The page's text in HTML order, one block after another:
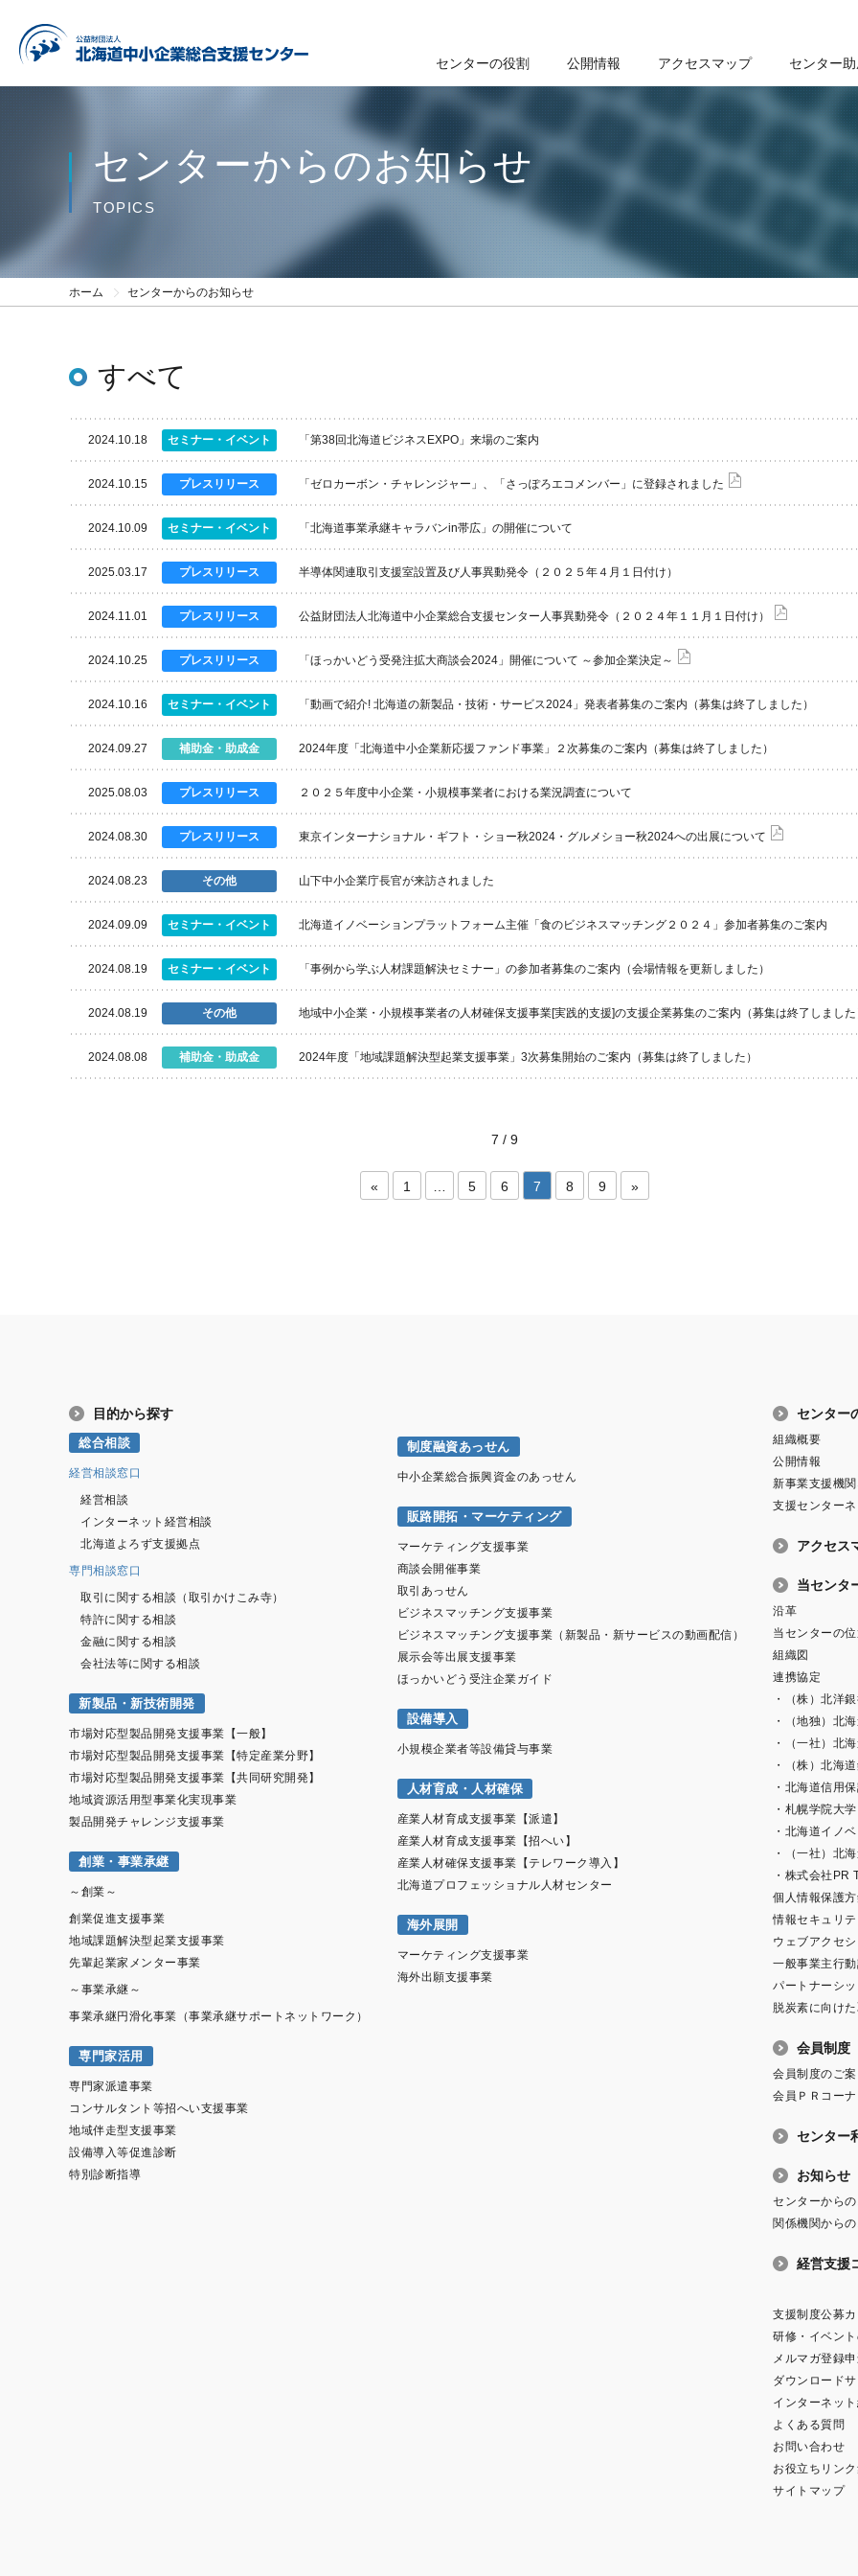
センターの役割 公開情報 アクセスマップ センター
センターからのお知らせ
TOPICS
ホーム センターからのお知らせ
すべて
2024.10.18 セミナー・イベント 「第38回北海道ビジネスEXPO」来場のご案内
2024.10.15 プレスリリース 「ゼロカーボン・チャレンジャー」、「さっぽろエコメンバー」に登録されました
2024.10.09 セミナー・イベント 「北海道事業承継キャラバンin帯広」の開催について
2025.03.17 プレスリリース 半導体関連取引支援室設置及び人事異動発令（２０２５年４月１日付け）
2024.11.01 プレスリリース 公益財団法人北海道中小企業総合支援センター人事異動発令（２０２４年１１月１日付け）
2024.10.25 プレスリリース 「ほっかいどう受発注拡大商談会2024」開催について ～参加企業決定～
2024.10.16 セミナー・イベント 「動画で紹介! 北海道の新製品・技術・サービス2024」発表者募集のご案内（募集は終了しました）
2024.09.27 補助金・助成金 2024年度「北海道中小企業新応援ファンド事業」２次募集のご案内（募集は終了しました）
2025.08.03 プレスリリース ２０２５年度中小企業・小規模事業者における業況調査について
2024.08.30 プレスリリース 東京インターナショナル・ギフト・ショー秋2024・グルメショー秋2024への出展について
2024.08.23 その他 山下中小企業庁長官が来訪されました
2024.09.09 セミナー・イベント 北海道イノベーションプラットフォーム主催「食のビジネスマッチング２０２４」参加者募集のご案内
2024.08.19 セミナー・イベント 「事例から学ぶ人材課題解決セミナー」の参加者募集のご案内（会場情報を更新しました）
2024.08.19 その他 地域中小企業・小規模事業者の人材確保支援事業[実践的支援]の支援企業募集のご案内（募集は終了しまし
2024.08.08 補助金・助成金 2024年度「地域課題解決型起業支援事業」3次募集開始のご案内（募集は終了しました）
7 / 9
« 1 5 6 7 8 9 »
目的から探す
総合相談
経営相談窓口
経営相談
インターネット経営相談
北海道よろず支援拠点
専門相談窓口
取引に関する相談（取引かけこみ寺）
特許に関する相談
金融に関する相談
会社法等に関する相談
新製品・新技術開発
市場対応型製品開発支援事業【一般】
市場対応型製品開発支援事業【特定産業分野】
市場対応型製品開発支援事業【共同研究開発】
地域資源活用型事業化実現事業
製品開発チャレンジ支援事業
創業・事業承継
～創業～
創業促進支援事業
地域課題解決型起業支援事業
先輩起業家メンター事業
～事業承継～
事業承継円滑化事業（事業承継サポートネットワーク）
専門家活用
専門家派遣事業
コンサルタント等招へい支援事業
地域伴走型支援事業
設備導入等促進診断
特別診断指導
制度融資あっせん
中小企業総合振興資金のあっせん
販路開拓・マーケティング
マーケティング支援事業
商談会開催事業
取引あっせん
ビジネスマッチング支援事業
ビジネスマッチング支援事業（新製品・新サービスの動画配信）
展示会等出展支援事業
ほっかいどう受注企業ガイド
設備導入
小規模企業者等設備貸与事業
人材育成・人材確保
産業人材育成支援事業【派遣】
産業人材育成支援事業【招へい】
産業人材確保支援事業【テレワーク導入】
北海道プロフェッショナル人材センター
海外展開
マーケティング支援事業
海外出願支援事業
センター
組織概要
公開情報
新事業支援機
支援センター
アクセス
当センタ
沿革
当センターの
組織図
連携協定
・（株）北洋
・（地独）北
・（一社）北
・（株）北海
・北海道信用
・札幌学院大学
・北海道イノ
・（一社）北
・株式会社PR
個人情報保護
情報セキュリ
ウェブアクセ
一般事業主行
パートナーシ
脱炭素に向け
会員制度
会員制度のご
会員ＰＲコー
センター
お知らせ
センターから
関係機関から
経営支援
支援制度公募
研修・イベン
メルマガ登録
ダウンロード
インターネッ
よくある質問
お問い合わせ
お役立ちリン
サイトマップ